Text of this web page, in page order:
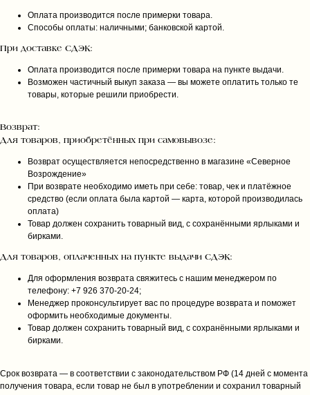
Оплата производится после примерки товара.
Способы оплаты: наличными; банковской картой.
При доставке СДЭК:
Оплата производится после примерки товара на пункте выдачи.
Возможен частичный выкуп заказа — вы можете оплатить только те
товары, которые решили приобрести.
Возврат:
Для товаров, приобретённых при самовывозе:
Возврат осуществляется непосредственно в магазине «Северное
Возрождение»
При возврате необходимо иметь при себе: товар, чек и платёжное
средство (если оплата была картой — карта, которой производилась
оплата)
Товар должен сохранить товарный вид, с сохранёнными ярлыками и
бирками.
Для товаров, оплаченных на пункте выдачи СДЭК:
Для оформления возврата свяжитесь с нашим менеджером по
телефону: +7 926 370‑20‑24;
Менеджер проконсультирует вас по процедуре возврата и поможет
оформить необходимые документы.
Товар должен сохранить товарный вид, с сохранёнными ярлыками и
бирками.
Срок возврата — в соответствии с законодательством РФ (14 дней с момента
получения товара, если товар не был в употреблении и сохранил товарный